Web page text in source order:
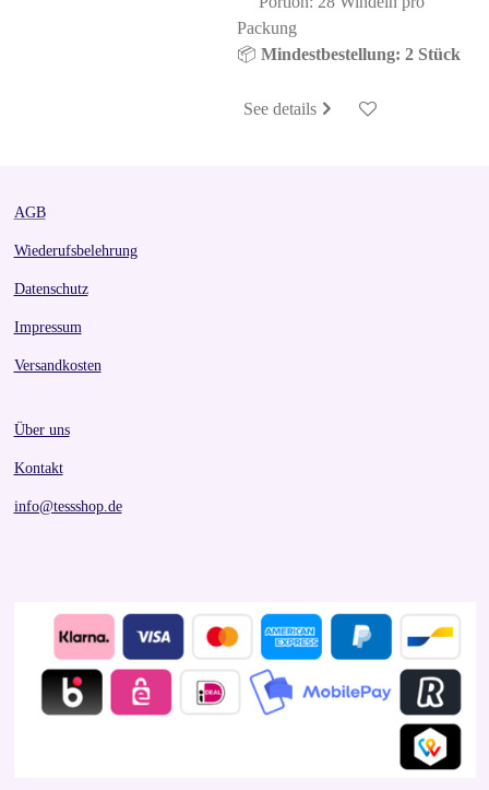
Packung
📦 Mindestbestellung: 2 Stück
See details
AGB
Wiederufsbelehrung
Datenschutz
Impressum
Versandkosten
Über uns
Kontakt
info@tessshop.de